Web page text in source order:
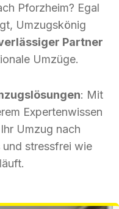
Pforzheim? Egal
Umzugskönig
Partner
Umzüge.
: Mit
Expertenwissen
Umzug nach
stressfrei wie